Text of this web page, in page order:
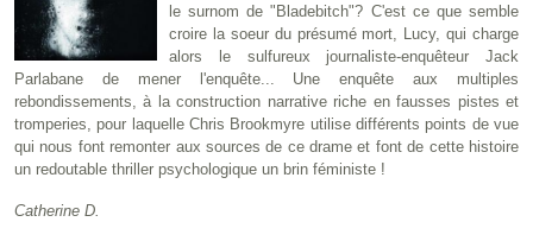
le surnom de "Bladebitch"? C'est ce que semble
croire la soeur du présumé mort, Lucy, qui charge
alors le sulfureux journaliste-enquêteur Jack
Parlabane de mener l'enquête... Une enquête aux multiples
rebondissements, à la construction narrative riche en fausses pistes et
tromperies, pour laquelle Chris Brookmyre utilise différents points de vue
qui nous font remonter aux sources de ce drame et font de cette histoire
un redoutable thriller psychologique un brin féministe !
Catherine D.